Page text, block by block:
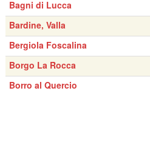
Bagni di Lucca
Bardine, Valla
Bergiola Foscalina
Borgo La Rocca
Borro al Quercio